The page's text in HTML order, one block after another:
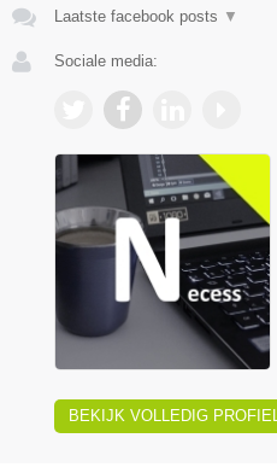
Laatste facebook posts ▼
Sociale media:
BEKIJK VOLLEDIG PROFIEL